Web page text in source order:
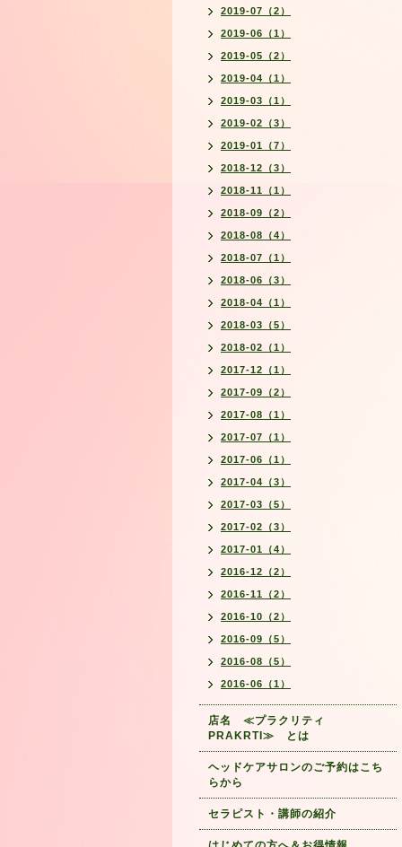
2019-07（2）
2019-06（1）
2019-05（2）
2019-04（1）
2019-03（1）
2019-02（3）
2019-01（7）
2018-12（3）
2018-11（1）
2018-09（2）
2018-08（4）
2018-07（1）
2018-06（3）
2018-04（1）
2018-03（5）
2018-02（1）
2017-12（1）
2017-09（2）
2017-08（1）
2017-07（1）
2017-06（1）
2017-04（3）
2017-03（5）
2017-02（3）
2017-01（4）
2016-12（2）
2016-11（2）
2016-10（2）
2016-09（5）
2016-08（5）
2016-06（1）
店名 ≪プラクリティ
PRAKRTI≫ とは
ヘッドケアサロンのご予約はこち
らから
セラピスト・講師の紹介